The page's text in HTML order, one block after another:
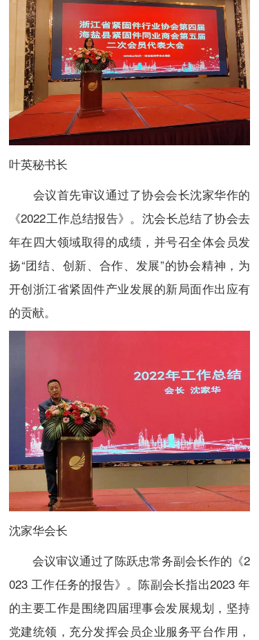
叶英秘书长
会议首先审议通过了协会会长沈家华作的
《2022工作总结报告》。沈会长总结了协会去
年在四大领域取得的成绩，并号召全体会员发
扬“团结、创新、合作、发展”的协会精神，为
开创浙江省紧固件产业发展的新局面作出应有
的贡献。
沈家华会长
会议审议通过了陈跃忠常务副会长作的《2
023 工作任务的报告》。陈副会长指出2023 年
的主要工作是围绕四届理事会发展规划，坚持
党建统领，充分发挥会员企业服务平台作用，